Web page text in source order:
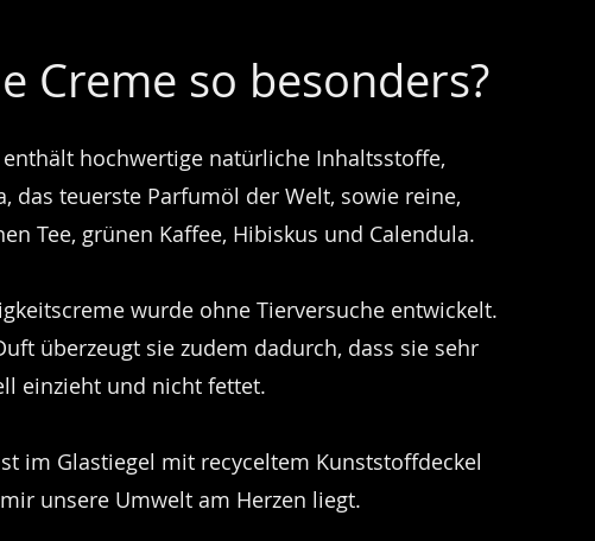
Creme so besonders?
hochwertige natürliche Inhaltsstoffe,
das teuerste Parfumöl der Welt, sowie reine,
Tee, grünen Kaffee, Hibiskus und Calendula.
wurde ohne Tierversuche entwickelt.
überzeugt sie zudem dadurch, dass sie sehr
einzieht und nicht fettet.
im Glastiegel mit recyceltem Kunststoffdeckel
unsere Umwelt am Herzen liegt.